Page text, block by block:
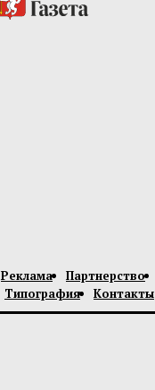
Реклама Партнерство
Типография
Контакты